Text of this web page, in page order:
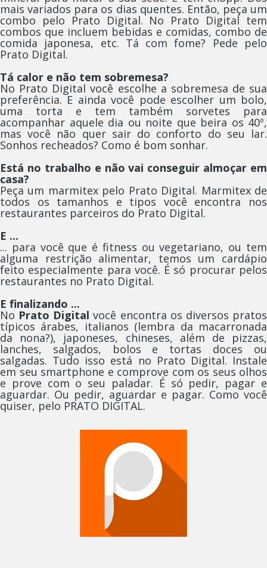
mais variados para os dias quentes. Então, peça um
combo pelo Prato Digital. No Prato Digital tem
combos que incluem bebidas e comidas, combo de
comida japonesa, etc. Tá com fome? Pede pelo
Prato Digital.
Tá calor e não tem sobremesa?
No Prato Digital você escolhe a sobremesa de sua
preferência. E ainda você pode escolher um bolo,
uma torta e tem também sorvetes para
acompanhar aquele dia ou noite que beira os 40º,
mas você não quer sair do conforto do seu lar.
Sonhos recheados? Como é bom sonhar.
Está no trabalho e não vai conseguir almoçar em
casa?
Peça um marmitex pelo Prato Digital. Marmitex de
todos os tamanhos e tipos você encontra nos
restaurantes parceiros do Prato Digital.
E ...
... para você que é fitness ou vegetariano, ou tem
alguma restrição alimentar, temos um cardápio
feito especialmente para você. É só procurar pelos
restaurantes no Prato Digital.
E finalizando ...
No Prato Digital você encontra os diversos pratos
típicos árabes, italianos (lembra da macarronada
da nona?), japoneses, chineses, além de pizzas,
lanches, salgados, bolos e tortas doces ou
salgadas. Tudo isso está no Prato Digital. Instale
em seu smartphone e comprove com os seus olhos
e prove com o seu paladar. É só pedir, pagar e
aguardar. Ou pedir, aguardar e pagar. Como você
quiser, pelo PRATO DIGITAL.